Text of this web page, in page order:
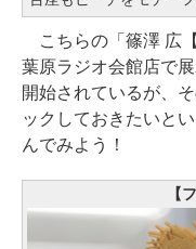
こちらの「篠澤 広
葉原ラジオ会館店で
開始されているが、
ックしておきたいと
んでみよう！
【